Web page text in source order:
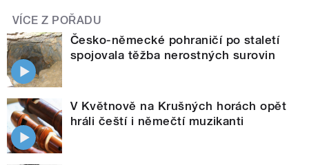
VÍCE Z POŘADU
Česko-německé pohraničí po staletí
spojovala těžba nerostných surovin
V Květnově na Krušných horách opět
hráli čeští i němečtí muzikanti